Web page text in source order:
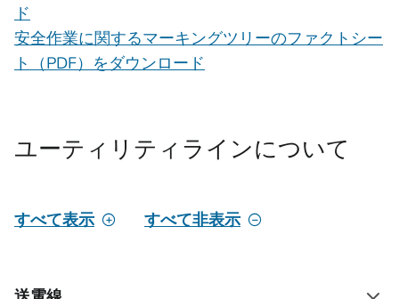
ド
安全作業に関するマーキングツリーのファクトシー
ト（PDF）をダウンロード
ユーティリティラインについて
すべて表示 すべて非表示